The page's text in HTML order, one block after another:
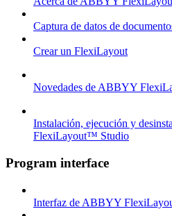
Captura de datos de
Crear un FlexiLayout
Novedades de ABBYY
Instalación, ejecución y
FlexiLayout™ Studio
Program interface
Interfaz de ABBYY